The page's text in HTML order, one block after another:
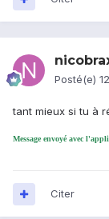
Posté(e)
tant mieux si tu à
Message envoyé avec
Citer